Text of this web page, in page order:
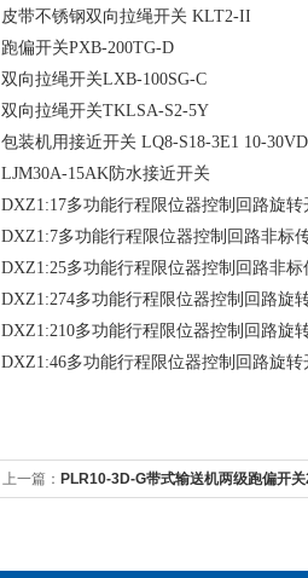
皮带不锈钢双向拉绳开关 KLT2-II
跑偏开关PXB-200TG-D
双向拉绳开关LXB-100SG-C
双向拉绳开关TKLSA-S2-5Y
包装机用接近开关 LQ8-S18-3E1 10-
LJM30A-15AK防水接近开关
DXZ1:17多功能行程限位器控制回路旋转
DXZ1:7多功能行程限位器控制回路非标
DXZ1:25多功能行程限位器控制回路非
DXZ1:274多功能行程限位器控制回路旋
DXZ1:210多功能行程限位器控制回路旋
DXZ1:46多功能行程限位器控制回路旋转
上一篇： PLR10-3D-G带式输送机两级跑偏开